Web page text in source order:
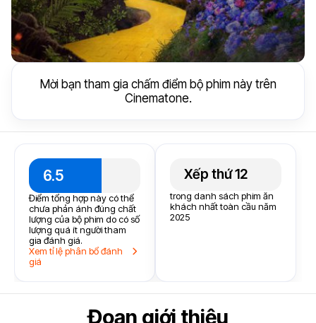
Mời bạn tham gia chấm điểm bộ phim này trên
Cinematone.
6.5
Điểm tổng hợp này có thể
chưa phản ánh đúng chất
lượng của bộ phim do có số
lượng quá ít người tham
gia đánh giá.
Xem tỉ lệ phân bổ đánh
giá
Xếp thứ 12
trong danh sách phim ăn
khách nhất toàn cầu năm
2025
Đoạn giới thiệu